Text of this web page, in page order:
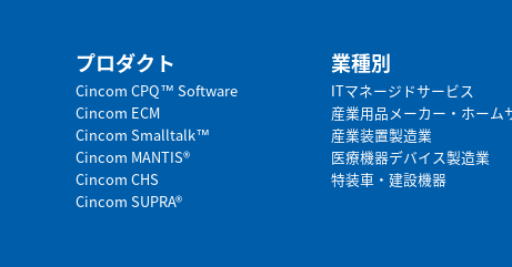
プロダクト
Cincom CPQ™ Software
Cincom ECM
Cincom Smalltalk™
Cincom MANTIS®
Cincom CHS
Cincom SUPRA®
業種別
ITマネージドサービス
産業用品メーカー・ホーム
産業装置製造業
医療機器デバイス製造業
特装車・建設機器